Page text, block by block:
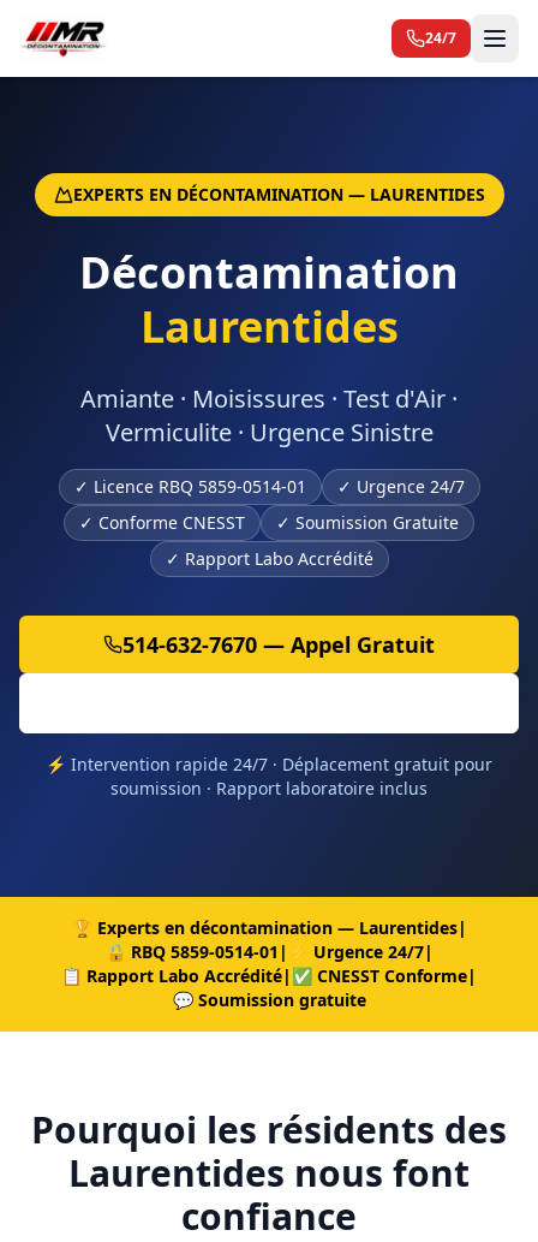
24/7
EXPERTS EN DÉCONTAMINATION — LAURENTIDES
Décontamination
Laurentides
Amiante · Moisissures · Test d'Air ·
Vermiculite · Urgence Sinistre
✓ Licence RBQ 5859-0514-01 ✓ Urgence 24/7
✓ Conforme CNESST ✓ Soumission Gratuite
✓ Rapport Labo Accrédité
514-632-7670 — Appel Gratuit
⚡ Intervention rapide 24/7 · Déplacement gratuit pour
soumission · Rapport laboratoire inclus
🏆 Experts en décontamination — Laurentides|
🔒 RBQ 5859-0514-01 | ⚡ Urgence 24/7|
📋 Rapport Labo Accrédité| ✅ CNESST Conforme|
💬 Soumission gratuite
Pourquoi les résidents des
Laurentides nous font
confiance